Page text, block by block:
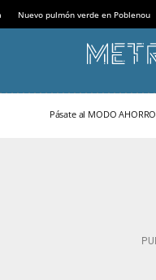
Nuevo pulmón verde en Poblenou
Pásate al MODO AHORRO